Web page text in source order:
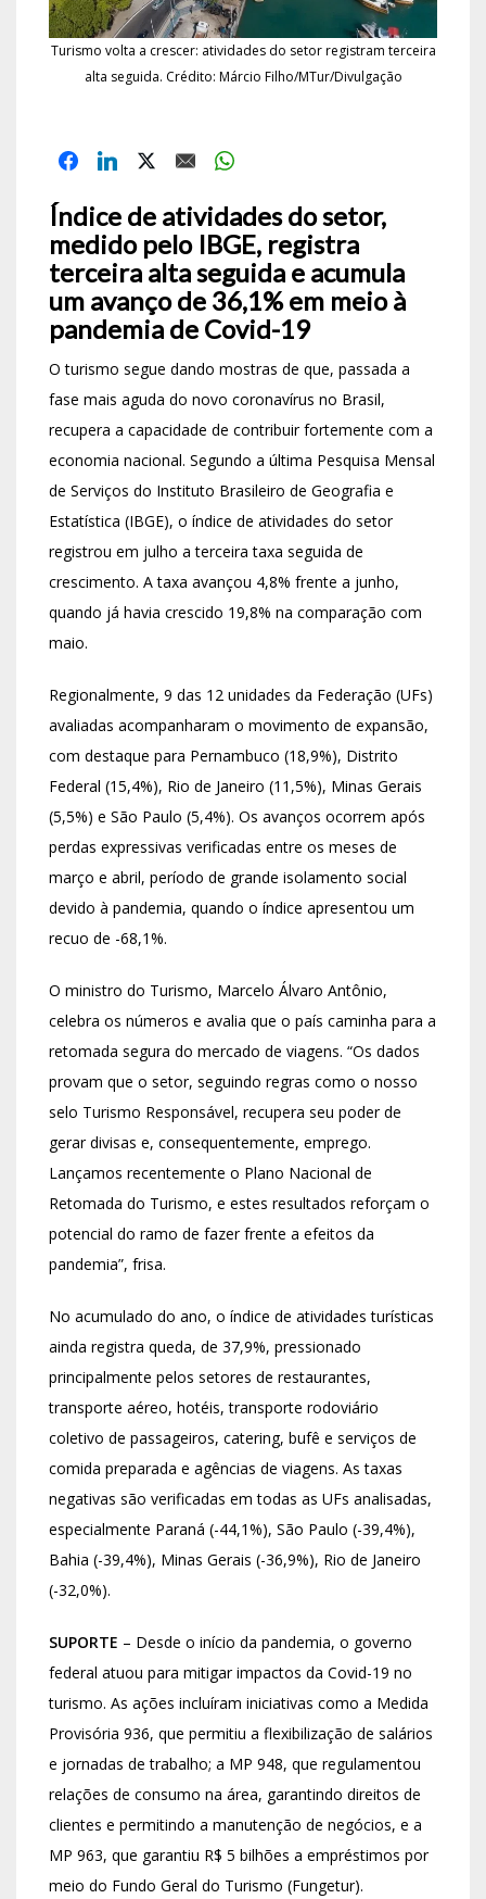
Turismo volta a crescer: atividades do setor registram terceira
alta seguida. Crédito: Márcio Filho/MTur/Divulgação
Índice de atividades do setor,
medido pelo IBGE, registra
terceira alta seguida e acumula
um avanço de 36,1% em meio à
pandemia de Covid-19
O turismo segue dando mostras de que, passada a
fase mais aguda do novo coronavírus no Brasil,
recupera a capacidade de contribuir fortemente com a
economia nacional. Segundo a última Pesquisa Mensal
de Serviços do Instituto Brasileiro de Geografia e
Estatística (IBGE), o índice de atividades do setor
registrou em julho a terceira taxa seguida de
crescimento. A taxa avançou 4,8% frente a junho,
quando já havia crescido 19,8% na comparação com
maio.
Regionalmente, 9 das 12 unidades da Federação (UFs)
avaliadas acompanharam o movimento de expansão,
com destaque para Pernambuco (18,9%), Distrito
Federal (15,4%), Rio de Janeiro (11,5%), Minas Gerais
(5,5%) e São Paulo (5,4%). Os avanços ocorrem após
perdas expressivas verificadas entre os meses de
março e abril, período de grande isolamento social
devido à pandemia, quando o índice apresentou um
recuo de -68,1%.
O ministro do Turismo, Marcelo Álvaro Antônio,
celebra os números e avalia que o país caminha para a
retomada segura do mercado de viagens. “Os dados
provam que o setor, seguindo regras como o nosso
selo Turismo Responsável, recupera seu poder de
gerar divisas e, consequentemente, emprego.
Lançamos recentemente o Plano Nacional de
Retomada do Turismo, e estes resultados reforçam o
potencial do ramo de fazer frente a efeitos da
pandemia”, frisa.
No acumulado do ano, o índice de atividades turísticas
ainda registra queda, de 37,9%, pressionado
principalmente pelos setores de restaurantes,
transporte aéreo, hotéis, transporte rodoviário
coletivo de passageiros, catering, bufê e serviços de
comida preparada e agências de viagens. As taxas
negativas são verificadas em todas as UFs analisadas,
especialmente Paraná (-44,1%), São Paulo (-39,4%),
Bahia (-39,4%), Minas Gerais (-36,9%), Rio de Janeiro
(-32,0%).
SUPORTE – Desde o início da pandemia, o governo
federal atuou para mitigar impactos da Covid-19 no
turismo. As ações incluíram iniciativas como a Medida
Provisória 936, que permitiu a flexibilização de salários
e jornadas de trabalho; a MP 948, que regulamentou
relações de consumo na área, garantindo direitos de
clientes e permitindo a manutenção de negócios, e a
MP 963, que garantiu R$ 5 bilhões a empréstimos por
meio do Fundo Geral do Turismo (Fungetur).